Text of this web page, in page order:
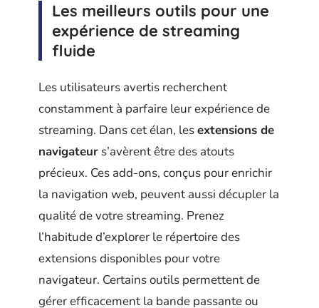
Les meilleurs outils pour une
expérience de streaming
fluide
Les utilisateurs avertis recherchent
constamment à parfaire leur expérience de
streaming. Dans cet élan, lesextensions de
navigateur s’avèrent être des atouts
précieux. Ces add-ons, conçus pour enrichir
la navigation web, peuvent aussi décupler la
qualité de votre streaming. Prenez
l’habitude d’explorer le répertoire des
extensions disponibles pour votre
navigateur. Certains outils permettent de
gérer efficacement la bande passante ou